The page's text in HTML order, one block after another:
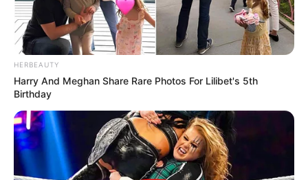
HERBEAUTY
Harry And Meghan Share Rare Photos For Lilibet's 5th
Birthday